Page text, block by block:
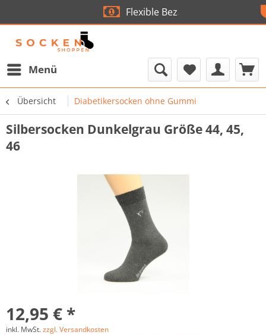
Flexible Bezahlung
Menü
Übersicht Diabetikersocken ohne Gummi
Silbersocken Dunkelgrau Größe 44, 45,
46
12,95 € *
inkl. MwSt.zzgl. Versandkosten